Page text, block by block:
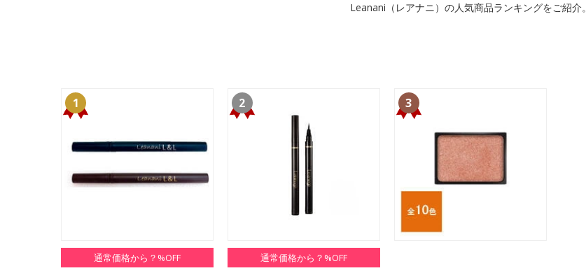
Leanani（レアナニ）の人気商品ランキングをご紹介。
1
通常価格から？%OFF
2
通常価格から？%OFF
3